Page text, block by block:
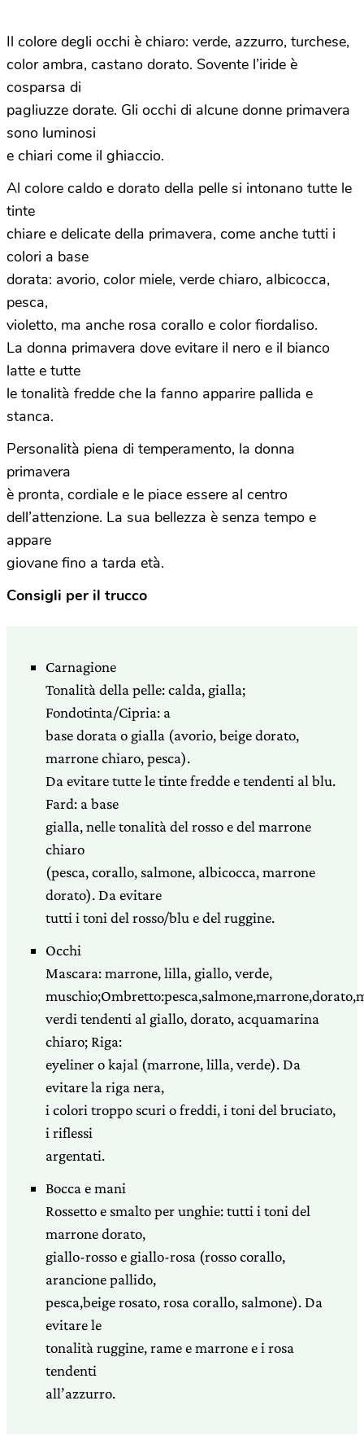
Il colore degli occhi è chiaro: verde, azzurro, turchese,
color ambra, castano dorato. Sovente l’iride è
cosparsa di
pagliuzze dorate. Gli occhi di alcune donne primavera
sono luminosi
e chiari come il ghiaccio.
Al colore caldo e dorato della pelle si intonano tutte le
tinte
chiare e delicate della primavera, come anche tutti i
colori a base
dorata: avorio, color miele, verde chiaro, albicocca,
pesca,
violetto, ma anche rosa corallo e color fiordaliso.
La donna primavera dove evitare il nero e il bianco
latte e tutte
le tonalità fredde che la fanno apparire pallida e
stanca.
Personalità piena di temperamento, la donna
primavera
è pronta, cordiale e le piace essere al centro
dell’attenzione. La sua bellezza è senza tempo e
appare
giovane fino a tarda età.
Consigli per il trucco
Carnagione
Tonalità della pelle: calda, gialla;
Fondotinta/Cipria: a
base dorata o gialla (avorio, beige dorato,
marrone chiaro, pesca).
Da evitare tutte le tinte fredde e tendenti al blu.
Fard: a base
gialla, nelle tonalità del rosso e del marrone
chiaro
(pesca, corallo, salmone, albicocca, marrone
dorato). Da evitare
tutti i toni del rosso/blu e del ruggine.
Occhi
Mascara: marrone, lilla, giallo, verde,
verdi tendenti al giallo, dorato, acquamarina
chiaro; Riga:
eyeliner o kajal (marrone, lilla, verde). Da
evitare la riga nera,
i colori troppo scuri o freddi, i toni del bruciato,
i riflessi
argentati.
Bocca e mani
Rossetto e smalto per unghie: tutti i toni del
marrone dorato,
giallo-rosso e giallo-rosa (rosso corallo,
arancione pallido,
pesca,beige rosato, rosa corallo, salmone). Da
evitare le
tonalità ruggine, rame e marrone e i rosa
tendenti
all’azzurro.